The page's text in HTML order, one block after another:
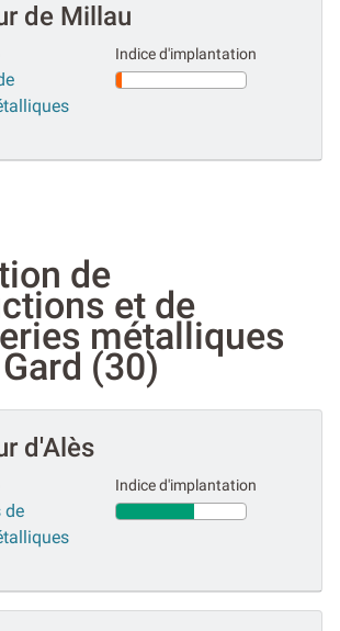
de Millau
Indice d'implantation
de
et de
métalliques
(30)
d'Alès
de
Indice d'implantation